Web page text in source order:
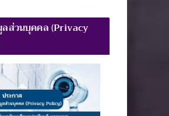
ลส่วนบุคคล (Privacy